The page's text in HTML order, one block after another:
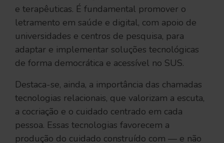
e terapêuticas. É fundamental promover o
letramento em saúde e digital, com apoio de
universidades e centros de pesquisa, para
adaptar e implementar soluções tecnológicas
de forma democrática e acessível no SUS.
Destaca-se, ainda, a importância das chamadas
tecnologias relacionais, que valorizam a escuta,
a cocriação e o cuidado centrado em cada
pessoa. Essas tecnologias favorecem a
produção do cuidado construído com — e não